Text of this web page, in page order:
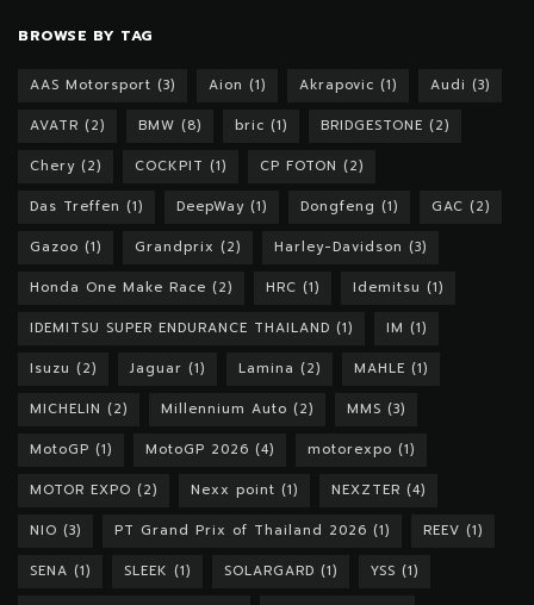
BROWSE BY TAG
AAS Motorsport (3) Aion (1) Akrapovic (1) Audi (3)
AVATR (2) BMW (8) bric (1) BRIDGESTONE (2)
Chery (2) COCKPIT (1) CP FOTON (2)
Das Treffen (1) DeepWay (1) Dongfeng (1) GAC (2)
Gazoo (1) Grandprix (2) Harley-Davidson (3)
Honda One Make Race (2) HRC (1) Idemitsu (1)
IDEMITSU SUPER ENDURANCE THAILAND (1) IM (1)
Isuzu (2) Jaguar (1) Lamina (2) MAHLE (1)
MICHELIN (2) Millennium Auto (2) MMS (3)
MotoGP (1) MotoGP 2026 (4) motorexpo (1)
MOTOR EXPO (2) Nexx point (1) NEXZTER (4)
NIO (3) PT Grand Prix of Thailand 2026 (1) REEV (1)
SENA (1) SLEEK (1) SOLARGARD (1) YSS (1)